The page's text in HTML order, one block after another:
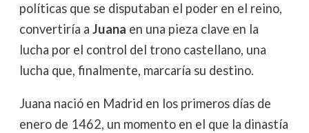
políticas que se disputaban el poder en el reino,
convertiría a Juana en una pieza clave en la
lucha por el control del trono castellano, una
lucha que, finalmente, marcaría su destino.
Juana nació en Madrid en los primeros días de
enero de 1462, un momento en el que la dinastía